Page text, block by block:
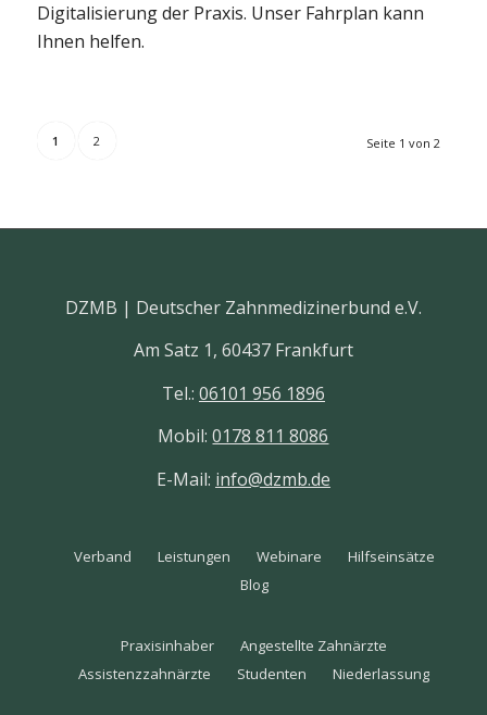
Digitalisierung der Praxis. Unser Fahrplan kann
Ihnen helfen.
Seite 1 von 2
1 2
DZMB | Deutscher Zahnmedizinerbund e.V.
Am Satz 1, 60437 Frankfurt
Tel.: 06101 956 1896
Mobil:0178 811 8086
E-Mail: info@dzmb.de
Verband Leistungen Webinare
Hilfseinsätze
Blog
Praxisinhaber
Angestellte Zahnärzte
Assistenzzahnärzte
Studenten Niederlassung